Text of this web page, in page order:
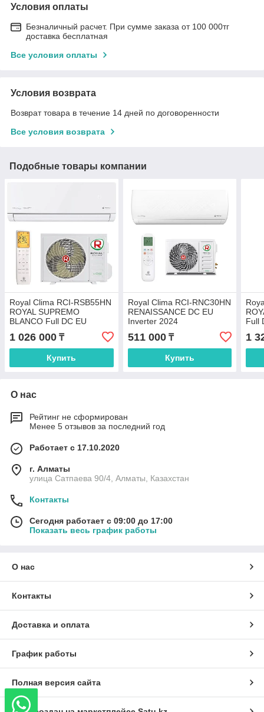
Условия оплаты
Безналичный расчет. При сумме заказа от 100 000тг
доставка бесплатная
Все условия оплаты
Условия возврата
Возврат товара в течение 14 дней по договоренности
Все условия возврата
Подобные товары компании
Royal Clima RCI-RSB55HN
ROYAL SUPREMO
BLANCO Full DC EU
1 026 000 ₸
Купить
Royal Clima RCI-RNC30HN
RENAISSANCE DC EU
Inverter 2024
511 000₸
Купить
Full
1
О нас
Рейтинг не сформирован
Менее 5 отзывов за последний год
Работает с 17.10.2020
г. Алматы
улица Сатпаева 90/4, Алматы, Казахстан
Контакты
Сегодня работает с 09:00 до 17:00
Показать весь график работы
О нас
Контакты
Доставка и оплата
График работы
Полная версия сайта